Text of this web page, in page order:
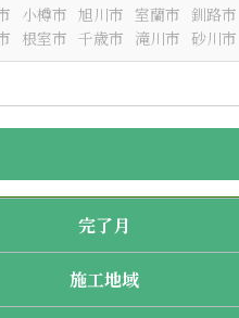
小樽市 旭川市 室蘭市 釧路市
根室市 千歳市 滝川市 砂川市
完了月
施工地域